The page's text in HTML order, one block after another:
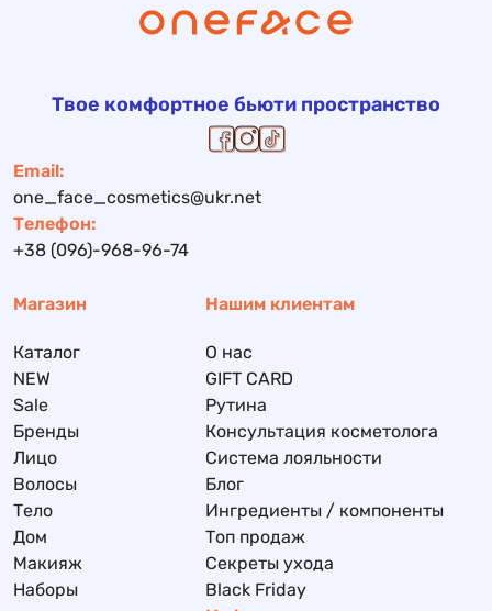
Твое комфортное бьюти пространство
Email:
one_face_cosmetics@ukr.net
Телефон:
+38 (096)-968-96-74
Магазин
Каталог
NEW
Sale
Бренды
Лицо
Волосы
Тело
Дом
Макияж
Наборы
Нашим клиентам
О нас
GIFT CARD
Рутина
Консультация косметолога
Система лояльности
Блог
Ингредиенты / компоненты
Топ продаж
Секреты ухода
Black Friday